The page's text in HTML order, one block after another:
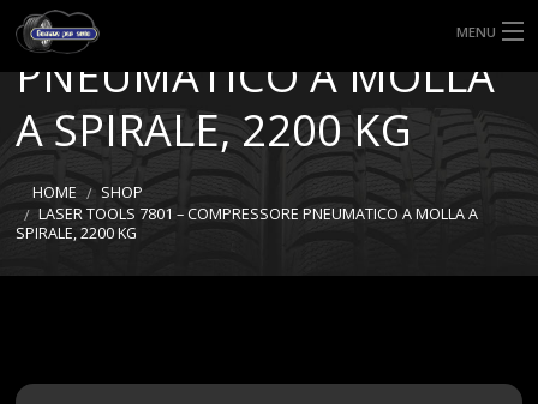
MENU
HOME
TIPI DI GOMME
MISURE GOMME
COMPRESSORE
PNEUMATICO A MOLLA
A SPIRALE, 2200 KG
HOME
SHOP
LASER TOOLS 7801 – COMPRESSORE PNEUMATICO A MOLLA A
SPIRALE, 2200 KG